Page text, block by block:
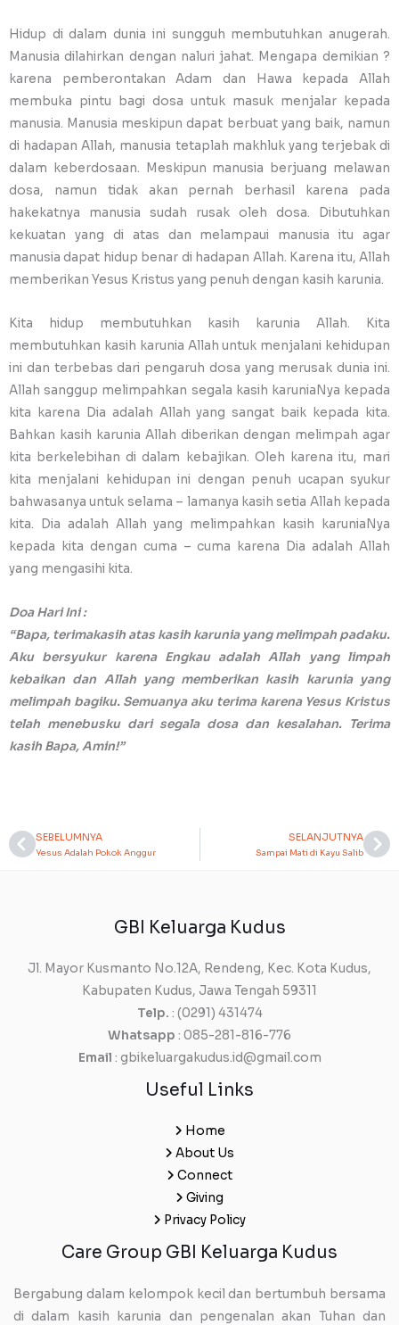
Hidup di dalam dunia ini sungguh membutuhkan anugerah.
Manusia dilahirkan dengan naluri jahat. Mengapa demikian ?
karena pemberontakan Adam dan Hawa kepada Allah
membuka pintu bagi dosa untuk masuk menjalar kepada
manusia. Manusia meskipun dapat berbuat yang baik, namun
di hadapan Allah, manusia tetaplah makhluk yang terjebak di
dalam keberdosaan. Meskipun manusia berjuang melawan
dosa, namun tidak akan pernah berhasil karena pada
hakekatnya manusia sudah rusak oleh dosa. Dibutuhkan
kekuatan yang di atas dan melampaui manusia itu agar
manusia dapat hidup benar di hadapan Allah. Karena itu, Allah
memberikan Yesus Kristus yang penuh dengan kasih karunia.
Kita hidup membutuhkan kasih karunia Allah. Kita
membutuhkan kasih karunia Allah untuk menjalani kehidupan
ini dan terbebas dari pengaruh dosa yang merusak dunia ini.
Allah sanggup melimpahkan segala kasih karuniaNya kepada
kita karena Dia adalah Allah yang sangat baik kepada kita.
Bahkan kasih karunia Allah diberikan dengan melimpah agar
kita berkelebihan di dalam kebajikan. Oleh karena itu, mari
kita menjalani kehidupan ini dengan penuh ucapan syukur
bahwasanya untuk selama – lamanya kasih setia Allah kepada
kita. Dia adalah Allah yang melimpahkan kasih karuniaNya
kepada kita dengan cuma – cuma karena Dia adalah Allah
yang mengasihi kita.
Doa Hari Ini :
“Bapa, terimakasih atas kasih karunia yang melimpah padaku.
Aku bersyukur karena Engkau adalah Allah yang limpah
kebaikan dan Allah yang memberikan kasih karunia yang
melimpah bagiku. Semuanya aku terima karena Yesus Kristus
telah menebusku dari segala dosa dan kesalahan. Terima
kasih Bapa, Amin!”
Prev
SEBELUMNYA
Yesus Adalah Pokok Anggur
SELANJUTNYA
Sampai Mati di Kayu Salib
GBI Keluarga Kudus
Jl. Mayor Kusmanto No.12A, Rendeng, Kec. Kota Kudus,
Kabupaten Kudus, Jawa Tengah 59311
Telp. : (0291) 431474
Whatsapp : 085-281-816-776
Email : gbikeluargakudus.id@gmail.com
Useful Links
Home
About Us
Connect
Giving
Privacy Policy
Care Group GBI Keluarga Kudus
Bergabung dalam kelompok kecil dan bertumbuh bersama
di dalam kasih karunia dan pengenalan akan Tuhan dan